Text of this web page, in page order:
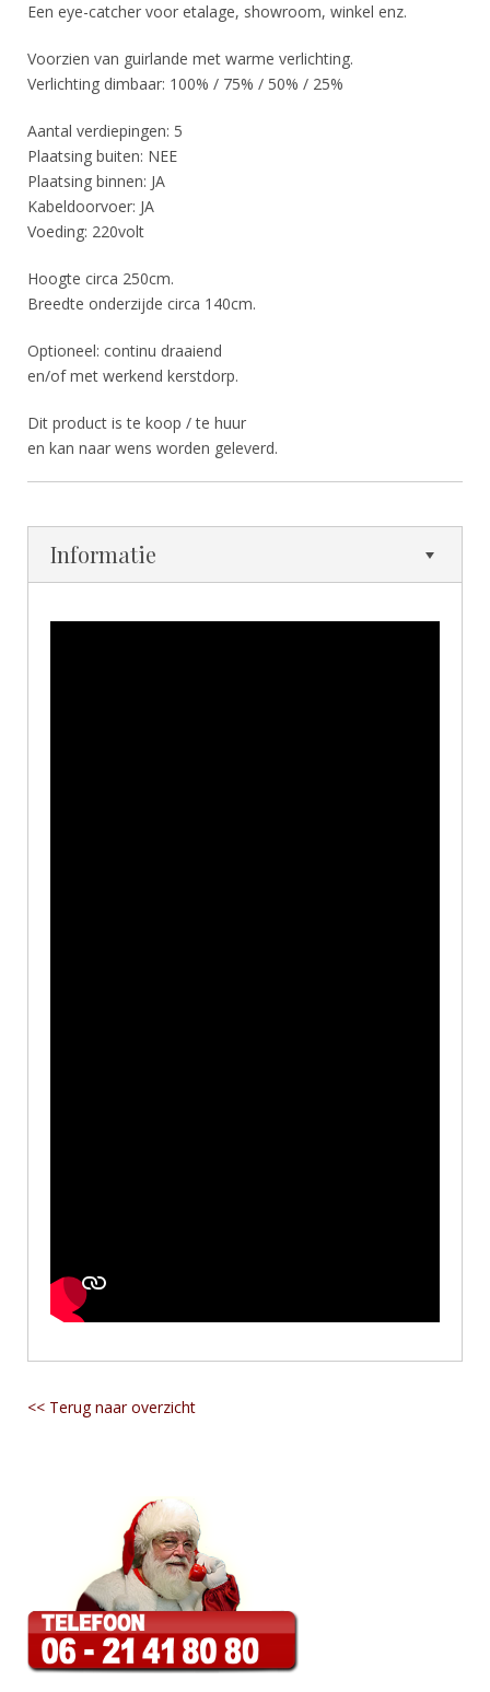
Een eye-catcher voor etalage, showroom, winkel enz.
Voorzien van guirlande met warme verlichting.
Verlichting dimbaar: 100% / 75% / 50% / 25%
Aantal verdiepingen: 5
Plaatsing buiten: NEE
Plaatsing binnen: JA
Kabeldoorvoer: JA
Voeding: 220volt
Hoogte circa 250cm.
Breedte onderzijde circa 140cm.
Optioneel: continu draaiend
en/of met werkend kerstdorp.
Dit product is te koop / te huur
en kan naar wens worden geleverd.
Informatie
<< Terug naar overzicht